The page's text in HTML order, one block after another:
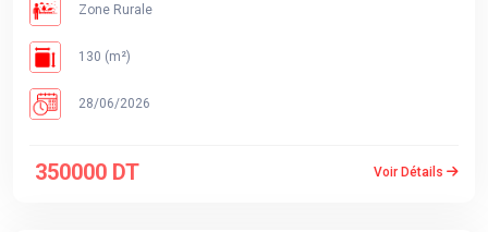
Zone Rurale
130 (m²)
28/06/2026
350000 DT Voir Détails